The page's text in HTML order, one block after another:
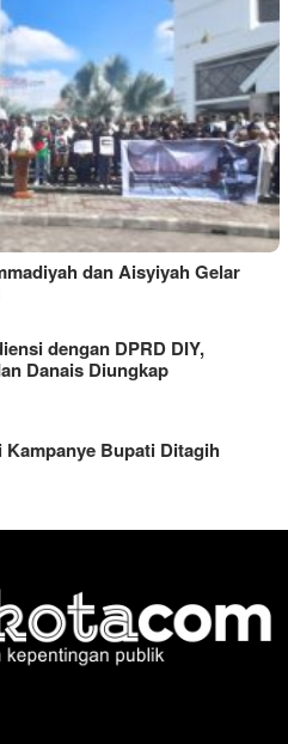
dan Aisyiyah Gelar
dengan DPRD DIY,
Danais Diungkap
Bupati Ditagih